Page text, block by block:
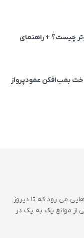
چیست؟ + راهنمای
بمب‌افکن عمودپرواز
می رود که تا دیروز
از موانع یک به یک در